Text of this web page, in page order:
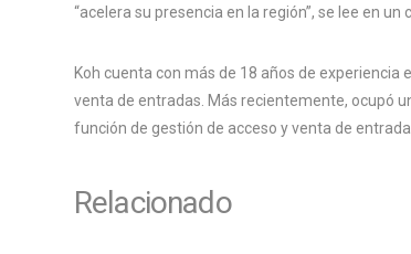
“acelera su presencia en la región”, se lee en un
Koh cuenta con más de 18 años de
venta de entradas. Más recientemente, ocupó
función de gestión de acceso y venta de
Relacionado